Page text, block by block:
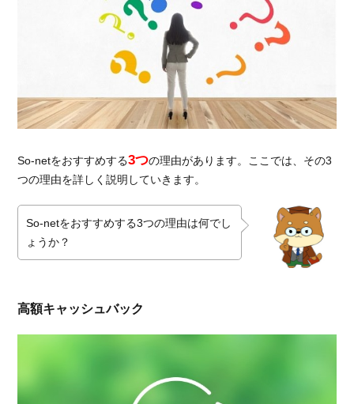
ボ光
3.2.
net光
より
かり
がお
すす
め
auひか
が実質
So-netをおすすめする3つの理由があります。ここでは、その3
つの理由を詳しく説明していきます。
So-netをおすすめする3つの理由は何でし
ょうか？
高額キャッシュバック